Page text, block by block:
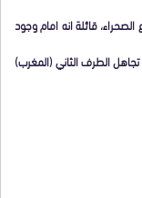
قائلة انه امام وجود
الطرف الثاني (المغرب)